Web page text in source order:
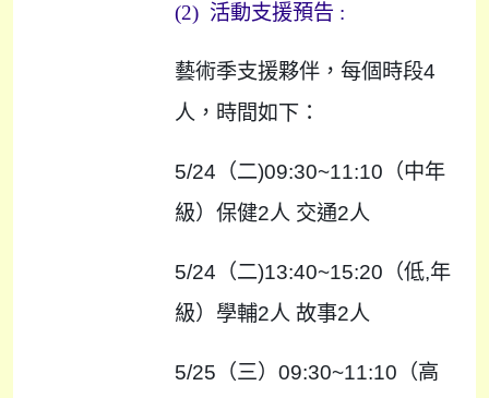
(2) 活動支援預告 :
藝術季支援夥伴，每個時段4
人，時間如下：
5/24 （二)09:30~11:10 （中年
級）保健2人 交通2人
5/24 （二)13:40~15:20 （低,年
級）學輔2人 故事2人
5/25 （三） 09:30~11:10 （高